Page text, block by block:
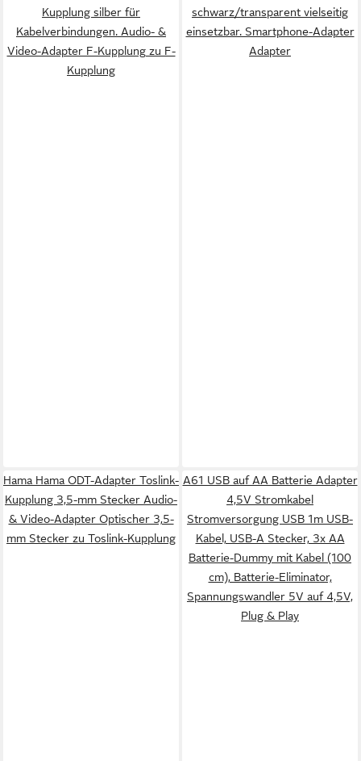
Kupplung silber für
Kabelverbindungen. Audio- &
Video-Adapter F-Kupplung zu F-
Kupplung
schwarz/transparent vielseitig
einsetzbar. Smartphone-Adapter
Adapter
Hama Hama ODT-Adapter Toslink-
Kupplung 3,5-mm Stecker Audio-
& Video-Adapter Optischer 3,5-
mm Stecker zu Toslink-Kupplung
A61 USB auf AA Batterie Adapter
4,5V Stromkabel
Stromversorgung USB 1m USB-
Kabel, USB-A Stecker, 3x AA
Batterie-Dummy mit Kabel (100
cm), Batterie-Eliminator,
Spannungswandler 5V auf 4,5V,
Plug & Play